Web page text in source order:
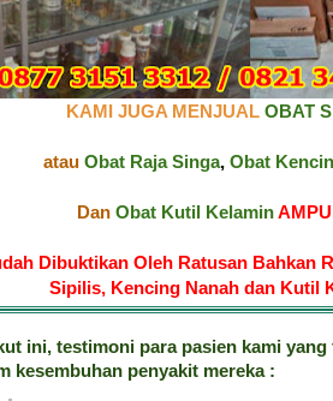
KAMI JUGA MENJUAL OBAT
atau Obat Raja Singa, Obat
Dan Obat Kutil Kelamin
Dibuktikan Oleh Ratusan Bahkan
Sipilis, Kencing Nanah dan Kutil
ini, testimoni para pasien kami yang
kesembuhan penyakit mereka :